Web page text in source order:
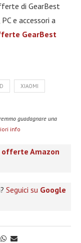
di GearBest
e accessori a
GearBest
XIAOMI
guadagnare una
info
offerte Amazon
Seguici su Google